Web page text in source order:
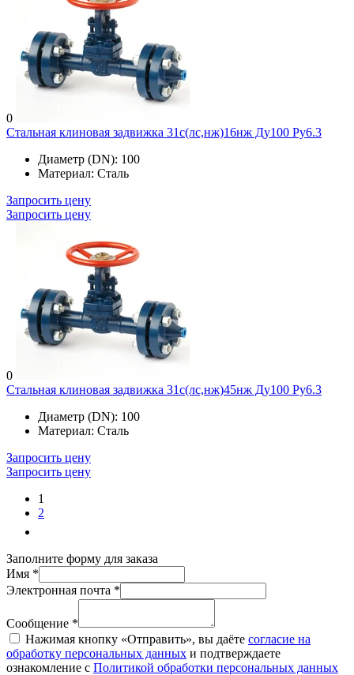
0
Стальная клиновая задвижка 31с(лс,нж)16нж Ду100 Ру6.3
Диаметр (DN): 100
Материал: Сталь
Запросить цену
Запросить цену
0
Стальная клиновая задвижка 31с(лс,нж)45нж Ду100 Ру6.3
Диаметр (DN): 100
Материал: Сталь
Запросить цену
Запросить цену
1
2
Заполните форму для заказа
Имя *
Электронная почта *
Сообщение *
Нажимая кнопку «Отправить», вы даёте согласие на
обработку персональных данных и подтверждаете
ознакомление с Политикой обработки персональных данных